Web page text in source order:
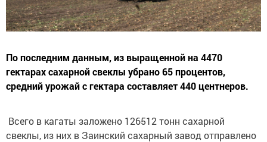
По последним данным, из выращенной на 4470
гектарах сахарной свеклы убрано 65 процентов,
средний урожай с гектара составляет 440 центнеров.
Всего в кагаты заложено 126512 тонн сахарной
свеклы, из них в Заинский сахарный завод отправлено